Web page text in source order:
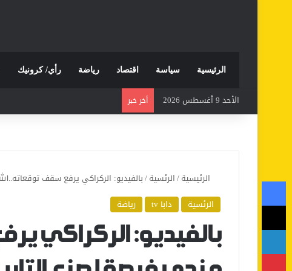
الرئيسية سياسة اقتصاد رياضة رأي/ كرونيك
الأحد 9 أغسطس 2026 أخر خبر
الرئيسية/الرئسية/بالفيديو: الركراكي يرفع سقف
الرئسية
دابا tv رياضة
بالفيديو: الركراكي